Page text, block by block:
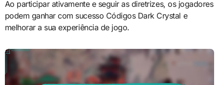
Ao participar ativamente e seguir as diretrizes, os jogadores
podem ganhar com sucesso Códigos Dark Crystal e
melhorar a sua experiência de jogo.